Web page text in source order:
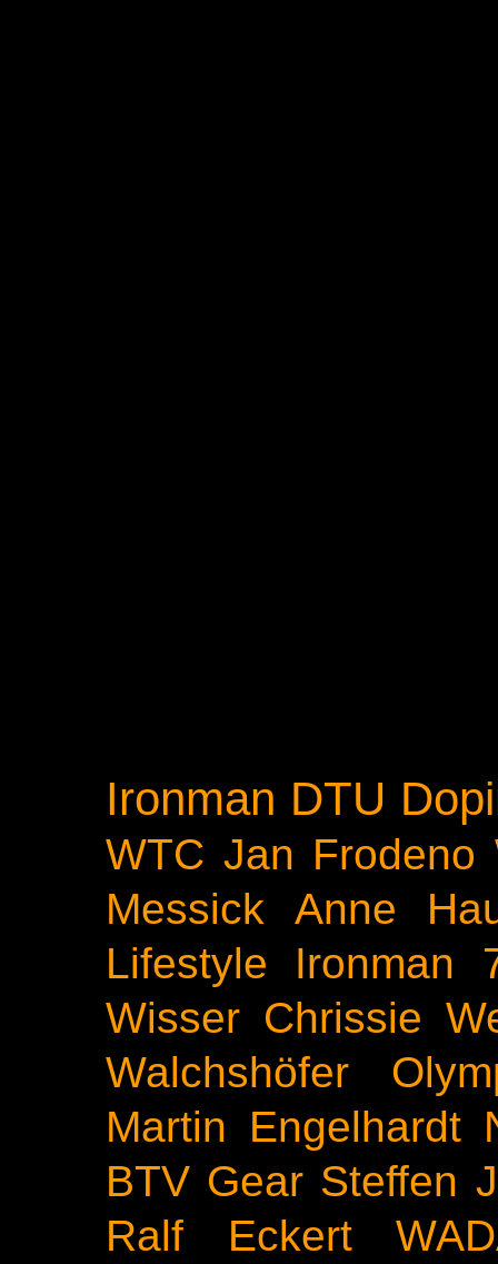
Ironman DTU
WTC Jan Frodeno
Messick
Anne
Lifestyle
Ironman
Wisser Chrissie
Walchshöfer
Martin Engelhardt
BTV Gear Steffen
Ralf Eckert